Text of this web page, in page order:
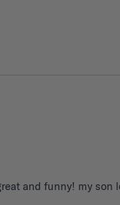
and funny! my son